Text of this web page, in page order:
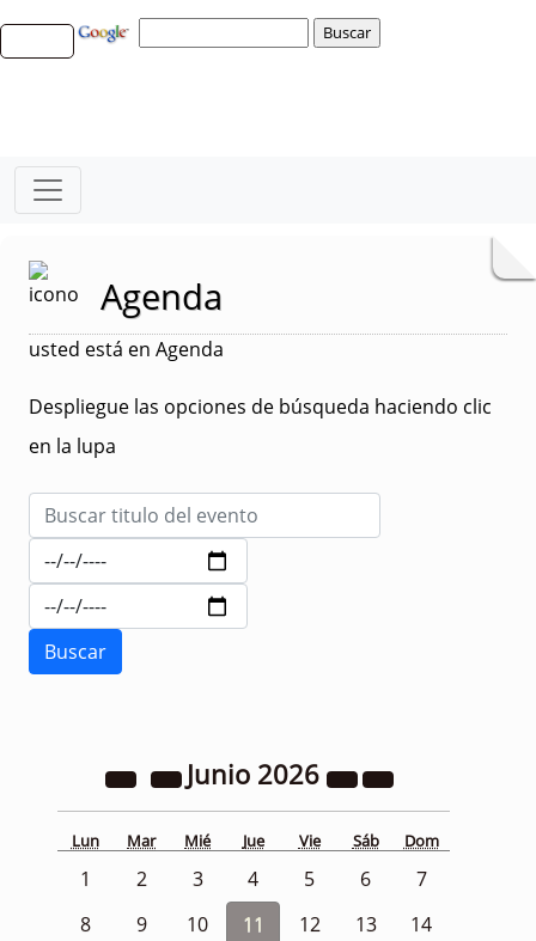
Agenda
usted está en Agenda
Despliegue las opciones de búsqueda haciendo clic
en la lupa
Junio 2026
Lun Mar Mié Jue Vie Sáb Dom
1 2 3 4 5 6
7
8
9 10 11 12 13
14